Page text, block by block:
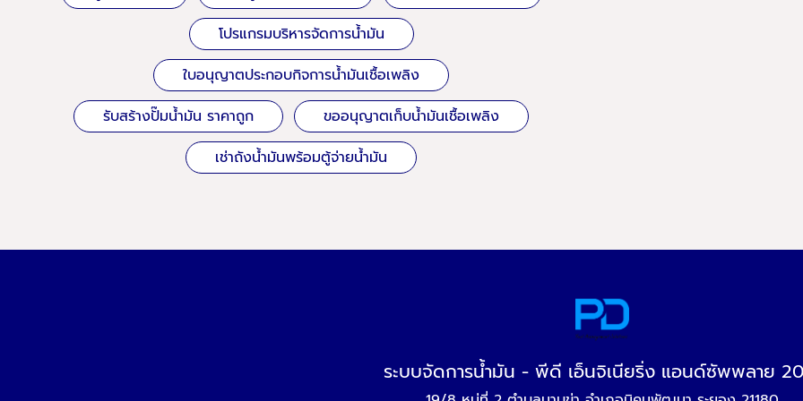
โปรแกรมบริหารจัดการน้ำมัน
ใบอนุญาตประกอบกิจการน้ำมันเชื้อเพลิง
รับสร้างปั๊มน้ำมัน ราคาถูก
ขออนุญาตเก็บน้ำมันเชื้อเพลิง
เช่าถังน้ำมันพร้อมตู้จ่ายน้ำมัน
ระบบจัดการน้ำมัน - พีดี เอ็นจิเนียริ่ง แอนด์ซัพพลาย